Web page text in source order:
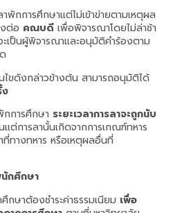
พักการศึกษาแต่ไม่เข้าข่ายตามเหตุผล
ต่อ คณบดี เพื่อพิจารณาโดยไม่ล่าช้า
เป็นผู้พิจารณาและอนุมัติคำร้องตาม
ไขดังกล่าวข้างต้น สามารถอนุมัติได้
ง
การศึกษา ระยะเวลาการลาจะถูกนับ
แต่การลานั้นเกิดจากการเกณฑ์ทหาร
ทางทหาร หรือเหตุผลอื่นที่
นักศึกษา
กษาต้องชำระค่าธรรมเนียม เพื่อ